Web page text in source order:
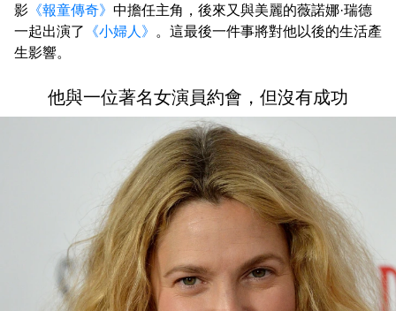
影 《報童傳奇》 中擔任主角，後來又與美麗的薇諾娜·瑞德
一起出演了
《小婦人》
。這最後一件事將對他以後的生活產
生影響。
他與一位著名女演員約會，但沒有成功